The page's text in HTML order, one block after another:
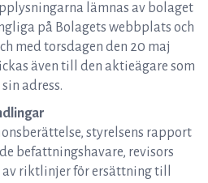
lämnas av bolaget
på Bolagets webbplats och
med torsdagen den 20 maj
även till den aktieägare som
adress.
styrelsens rapport
befattningshavare, revisors
riktlinjer för ersättning till